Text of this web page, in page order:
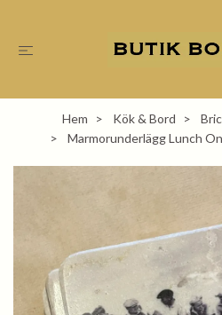
Hem Kök & Bord
Marmorunderlägg Lunch